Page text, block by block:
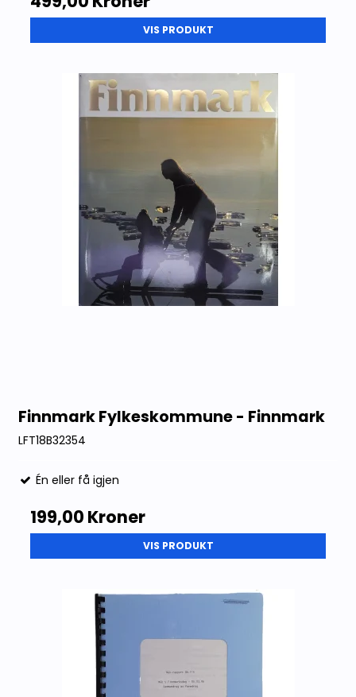
VIS PRODUKT
Finnmark Fylkeskommune - Finnmark
LFT18B32354
Én eller få igjen
199,00 Kroner
VIS PRODUKT